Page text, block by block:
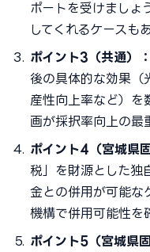
ポートを受けましょ
してくれるケースも
ポイント3（共通）：
後の具体的な効果（
産性向上率など）を
画が採択率向上の最
ポイント4（宮城県
税」を財源とした独
金との併用が可能な
機構で併用可能性を
ポイント5（宮城県